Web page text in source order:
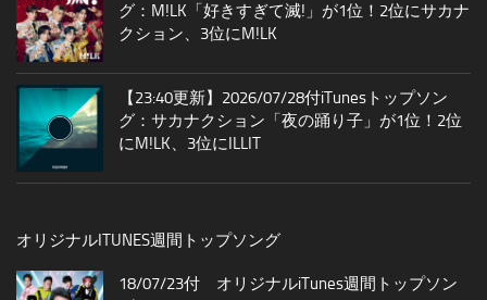
グ：M!LK「好きすぎて滅!」が1位！2位にサカナ
クション、3位にM!LK
【23:40更新】2026/07/28付iTunesトップソン
グ：サカナクション「夜の踊り子」が1位！2位
にM!LK、3位にILLIT
オリジナルITUNES週間トップソング
18/07/23付 オリジナルiTunes週間トップソン